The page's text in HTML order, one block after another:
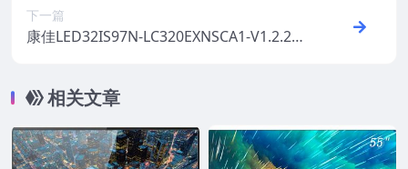
下一篇
康佳LED32IS97N-LC320EXNSCA1-V1.2.25-
相关文章